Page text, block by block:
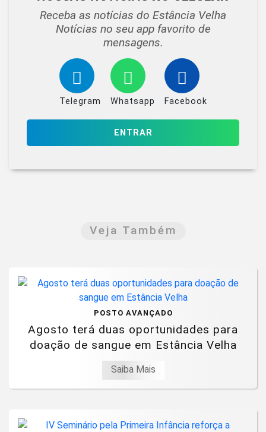
Receba as notícias do Estância Velha
Notícias no seu app favorito de
mensagens.
Telegram Whatsapp Facebook
ENTRAR
Veja Também
POSTO AVANÇADO
Agosto terá duas oportunidades para
doação de sangue em Estância Velha
Saiba Mais